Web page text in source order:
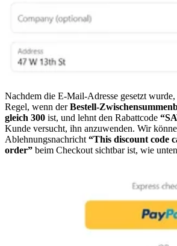
Nachdem die E-Mail-Adresse gesetzt
Regel, wenn derBestell-
gleich 300 ist, und lehnt den Rabattcode
Kunde versucht, ihn anzuwenden. Wir
Ablehnungsnachricht “This discount code
order” beim Checkout sichtbar ist, wie